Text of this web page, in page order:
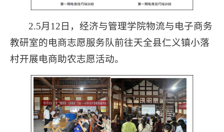
2.5月12日，经济与管理学院物流与电子商务
教研室的电商志愿服务队前往天全县仁义镇小落
村开展电商助农志愿活动。